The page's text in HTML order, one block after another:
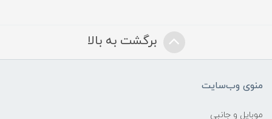
برگشت به بالا
منوی وب‌سایت
موبایل و جانبی